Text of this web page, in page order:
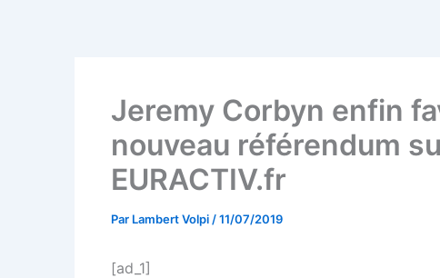
Jeremy Corbyn enfin
nouveau référendum
EURACTIV.fr
Par Lambert Volpi /11/07/2019
[ad_1]